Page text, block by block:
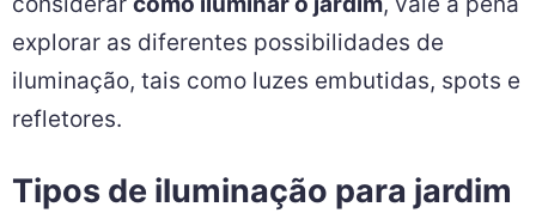
explorar as diferentes possibilidades de
iluminação, tais como luzes embutidas, spots e
refletores.
Tipos de iluminação para jardim